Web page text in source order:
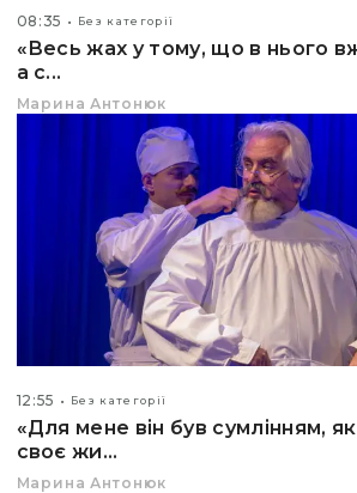
08:35 Без категорії
«Весь жах у тому, що в нього
а с...
Марина Антонюк
12:55 Без категорії
«Для мене він був сумлінням,
своє жи...
Марина Антонюк